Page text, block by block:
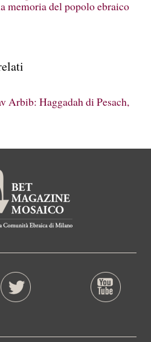
memoria del popolo ebraico
Arbib: Haggadah di Pesach,